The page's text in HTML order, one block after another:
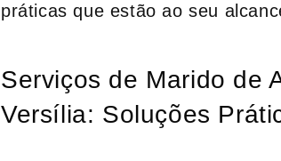
práticas que estão ao seu
Serviços de Marido de
Versília: Soluções